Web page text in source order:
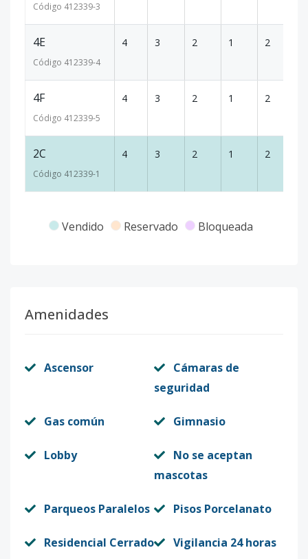
Código 412339-3
4E
Código 412339-4
4 3 2 1 2
4F
Código 412339-5
4 3 2 1 2
2C
Código 412339-1
4 3 2 1 2
Vendido Reservado Bloqueada
Amenidades
Ascensor
Cámaras de
seguridad
Gas común Gimnasio
Lobby
No se aceptan
mascotas
Parqueos Paralelos Pisos Porcelanato
Residencial Cerrado Vigilancia 24 horas